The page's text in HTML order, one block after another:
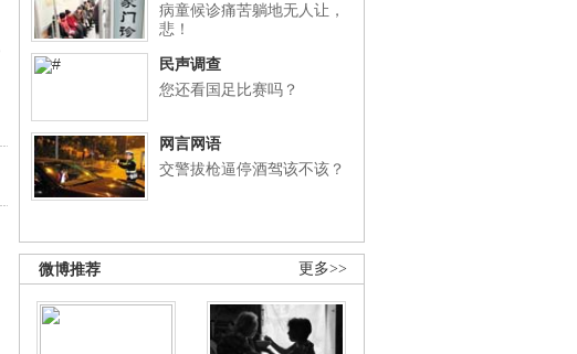
病童候诊痛苦躺地无人让，
悲！
民声调查
您还看国足比赛吗？
网言网语
交警拔枪逼停酒驾该不该？
更多>>
微博推荐